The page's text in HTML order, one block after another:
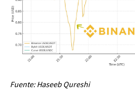
Fuente:Haseeb Qureshi